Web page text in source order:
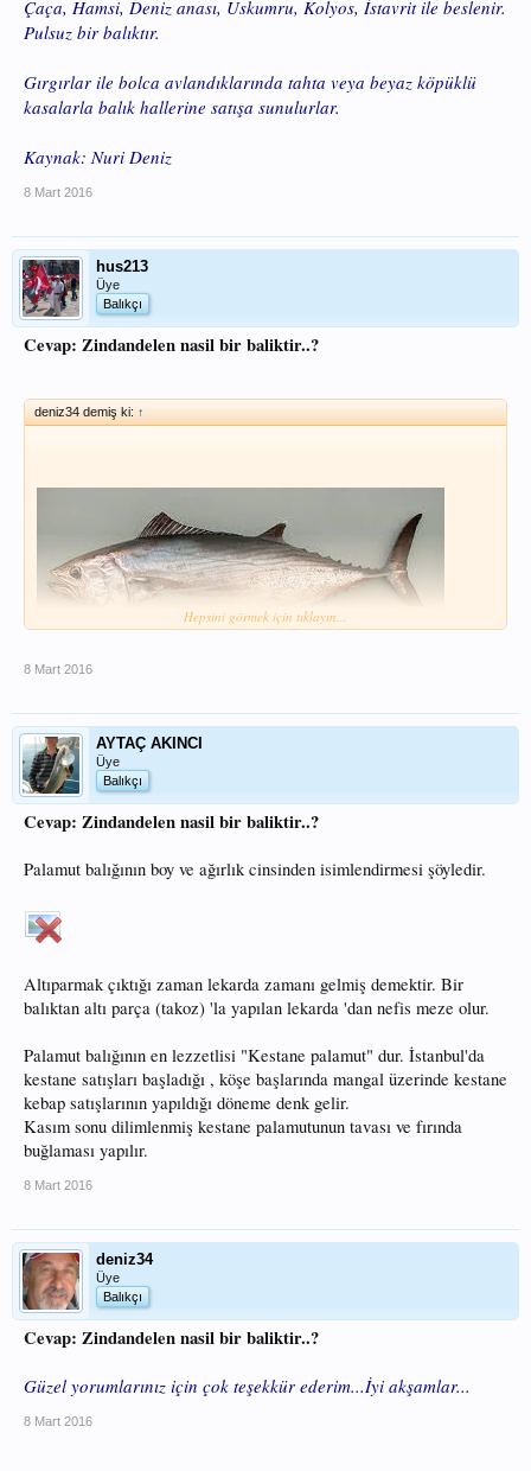
Çaça, Hamsi, Deniz anası, Uskumru, Kolyos, İstavrit ile beslenir.
Pulsuz bir balıktır.
Gırgırlar ile bolca avlandıklarında tahta veya beyaz köpüklü
kasalarla balık hallerine satışa sunulurlar.
Kaynak: Nuri Deniz
8 Mart 2016
hus213
Üye
Balıkçı
Cevap: Zindandelen nasil bir baliktir..?
deniz34 demiş ki: ↑
Kaptanım hoş gelmişsin burada olduğunu bilmiyordum
ZİNDANDELEN NASIL BİR BALIKTIR..?
2-2.5 kilogram ağırlığında, 45-55 santimetre uzunluğunda,
siyah etli ve çok büyük bir ekonomi değeri olan
denizlerde yaşayan bir orta su balığıdır.
Palamutgiller ailesinden gelen bu lezzetli balık Palamut
balığının ağabeyisidir. Zindandeleninde ağabeyisi Torik
balığıdır.
Akdeniz, Karadeniz, Marmara Denizi ve Atlas okyanusunda
yaşayan vücudu füze tipinde olan ve hızlı hareket edebilen
çok iyi bir yüzücü balıklardandır.
Hepsini görmek için tıklayın...
8 Mart 2016
AYTAÇ AKINCI
Üye
Balıkçı
Cevap: Zindandelen nasil bir baliktir..?
Palamut balığının boy ve ağırlık cinsinden isimlendirmesi şöyledir.
Altıparmak çıktığı zaman lekarda zamanı gelmiş demektir. Bir
balıktan altı parça (takoz) 'la yapılan lekarda 'dan nefis meze olur.
Palamut balığının en lezzetlisi "Kestane palamut" dur. İstanbul'da
kestane satışları başladığı , köşe başlarında mangal üzerinde kestane
kebap satışlarının yapıldığı döneme denk gelir.
Kasım sonu dilimlenmiş kestane palamutunun tavası ve fırında
buğlaması yapılır.
8 Mart 2016
deniz34
Üye
Balıkçı
Cevap: Zindandelen nasil bir baliktir..?
Güzel yorumlarınız için çok teşekkür ederim...İyi akşamlar...
8 Mart 2016